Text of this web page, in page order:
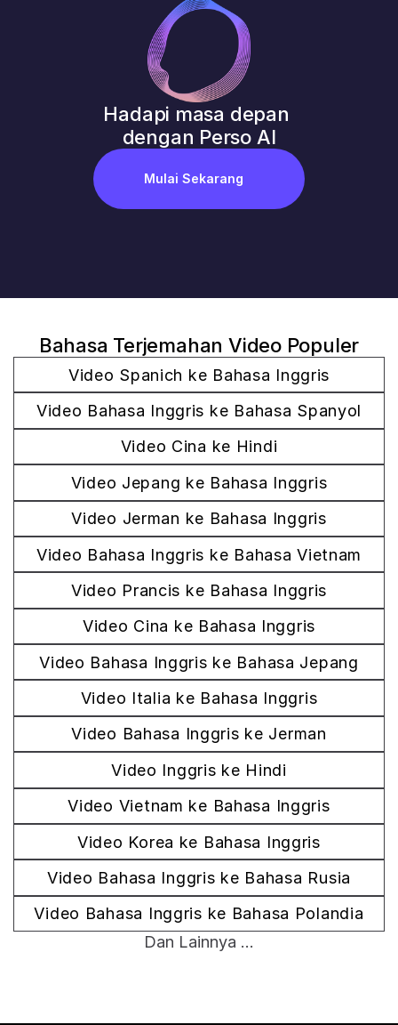
Hadapi masa depan
dengan Perso AI
Mulai Sekarang
Bahasa Terjemahan Video Populer
Video Spanich ke Bahasa Inggris
Video Bahasa Inggris ke Bahasa Spanyol
Video Cina ke Hindi
Video Jepang ke Bahasa Inggris
Video Jerman ke Bahasa Inggris
Video Bahasa Inggris ke Bahasa Vietnam
Video Prancis ke Bahasa Inggris
Video Cina ke Bahasa Inggris
Video Bahasa Inggris ke Bahasa Jepang
Video Italia ke Bahasa Inggris
Video Bahasa Inggris ke Jerman
Video Inggris ke Hindi
Video Vietnam ke Bahasa Inggris
Video Korea ke Bahasa Inggris
Video Bahasa Inggris ke Bahasa Rusia
Video Bahasa Inggris ke Bahasa Polandia
Dan Lainnya ...